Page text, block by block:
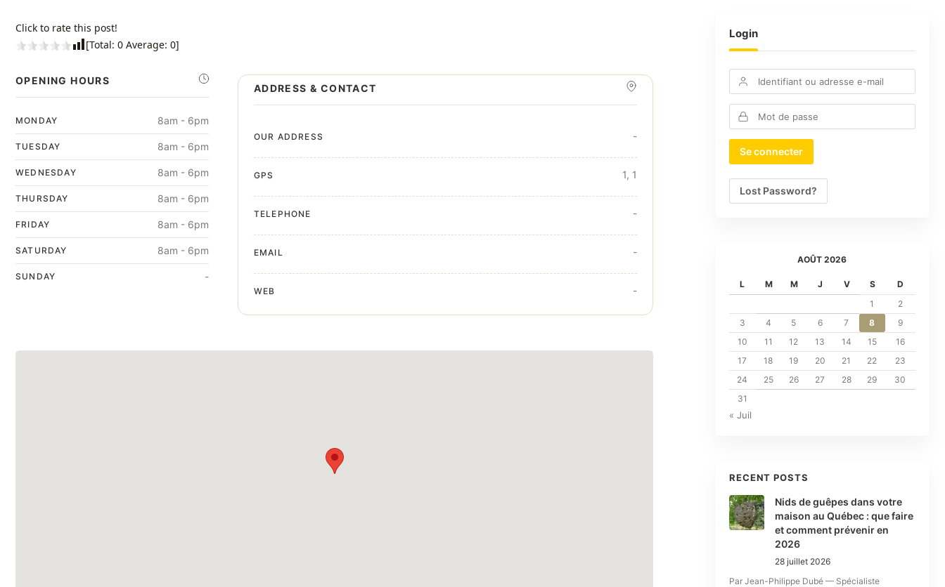
Click to rate this post!
[Total: 0 Average: 0]
OPENING HOURS
MONDAY 8am - 6pm
TUESDAY 8am - 6pm
WEDNESDAY 8am - 6pm
THURSDAY 8am - 6pm
FRIDAY 8am - 6pm
SATURDAY 8am - 6pm
SUNDAY -
ADDRESS & CONTACT
OUR ADDRESS -
GPS 1, 1
TELEPHONE -
EMAIL -
WEB -
Login
Lost Password?
AOÛT 2026
L M M J V S
D
1
2
3
4 5 6 7 8
9
10
11 12 13 14 15
16
17
18 19 20 21 22
23
24
25 26 27 28 29
30
31
« Juil
RECENT POSTS
Nids de guêpes dans votre
maison au Québec : que faire
et comment prévenir en
2026
28 juillet 2026
Par Jean-Philippe Dubé — Spécialiste